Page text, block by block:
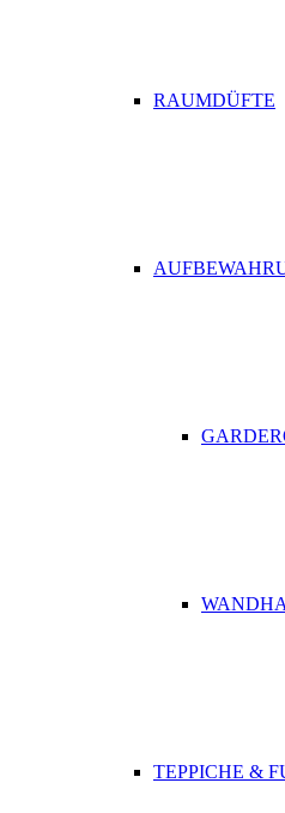
RAUMDÜFTE
TEPPICHE &